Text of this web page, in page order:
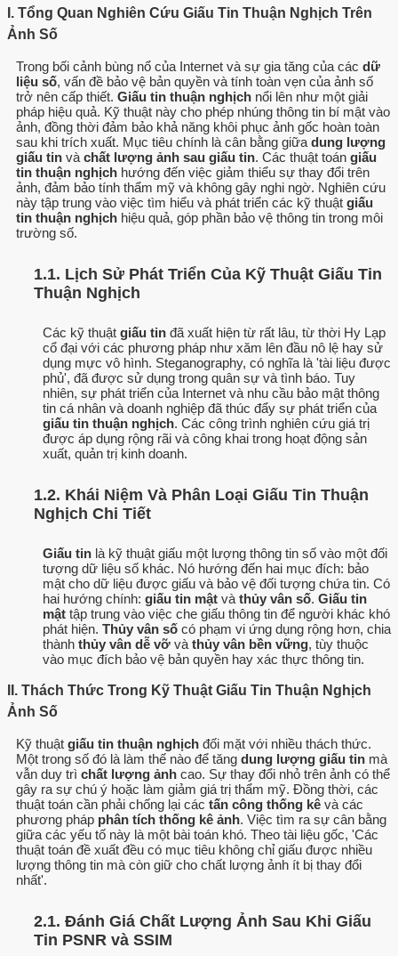
I. Tổng Quan Nghiên Cứu Giấu Tin Thuận Nghịch Trên
Ảnh Số
Trong bối cảnh bùng nổ của Internet và sự gia tăng của các dữ
liệu số, vấn đề bảo vệ bản quyền và tính toàn vẹn của ảnh số
trở nên cấp thiết. Giấu tin thuận nghịch nổi lên như một giải
pháp hiệu quả. Kỹ thuật này cho phép nhúng thông tin bí mật vào
ảnh, đồng thời đảm bảo khả năng khôi phục ảnh gốc hoàn toàn
sau khi trích xuất. Mục tiêu chính là cân bằng giữa dung lượng
giấu tin và chất lượng ảnh sau giấu tin. Các thuật toán giấu
tin thuận nghịch hướng đến việc giảm thiểu sự thay đổi trên
ảnh, đảm bảo tính thẩm mỹ và không gây nghi ngờ. Nghiên cứu
này tập trung vào việc tìm hiểu và phát triển các kỹ thuật giấu
tin thuận nghịch hiệu quả, góp phần bảo vệ thông tin trong môi
trường số.
1.1. Lịch Sử Phát Triển Của Kỹ Thuật Giấu Tin
Thuận Nghịch
Các kỹ thuật giấu tin đã xuất hiện từ rất lâu, từ thời Hy Lạp
cổ đại với các phương pháp như xăm lên đầu nô lệ hay sử
dụng mực vô hình. Steganography, có nghĩa là 'tài liệu được
phủ', đã được sử dụng trong quân sự và tình báo. Tuy
nhiên, sự phát triển của Internet và nhu cầu bảo mật thông
tin cá nhân và doanh nghiệp đã thúc đẩy sự phát triển của
giấu tin thuận nghịch. Các công trình nghiên cứu giá trị
được áp dụng rộng rãi và công khai trong hoạt động sản
xuất, quản trị kinh doanh.
1.2. Khái Niệm Và Phân Loại Giấu Tin Thuận
Nghịch Chi Tiết
Giấu tin là kỹ thuật giấu một lượng thông tin số vào một đối
tượng dữ liệu số khác. Nó hướng đến hai mục đích: bảo
mật cho dữ liệu được giấu và bảo vệ đối tượng chứa tin. Có
hai hướng chính: giấu tin mật và thủy vân số. Giấu tin
mật tập trung vào việc che giấu thông tin để người khác khó
phát hiện. Thủy vân số có phạm vi ứng dụng rộng hơn, chia
thành thủy vân dễ vỡ và thủy vân bền vững, tùy thuộc
vào mục đích bảo vệ bản quyền hay xác thực thông tin.
II. Thách Thức Trong Kỹ Thuật Giấu Tin Thuận Nghịch
Ảnh Số
Kỹ thuật giấu tin thuận nghịch đối mặt với nhiều thách thức.
Một trong số đó là làm thế nào để tăng dung lượng giấu tin mà
vẫn duy trì chất lượng ảnh cao. Sự thay đổi nhỏ trên ảnh có thể
gây ra sự chú ý hoặc làm giảm giá trị thẩm mỹ. Đồng thời, các
thuật toán cần phải chống lại các tấn công thống kê và các
phương pháp phân tích thống kê ảnh. Việc tìm ra sự cân bằng
giữa các yếu tố này là một bài toán khó. Theo tài liệu gốc, 'Các
thuật toán đề xuất đều có mục tiêu không chỉ giấu được nhiều
lượng thông tin mà còn giữ cho chất lượng ảnh ít bị thay đổi
nhất'.
2.1. Đánh Giá Chất Lượng Ảnh Sau Khi Giấu
Tin PSNR và SSIM